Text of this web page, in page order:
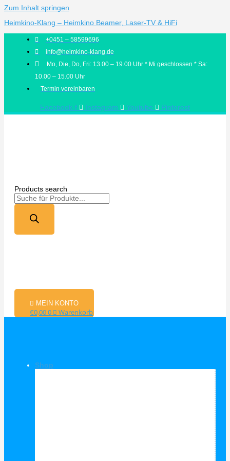
Zum Inhalt springen
Heimkino-Klang – Heimkino Beamer, Laser-TV & HiFi
+0451 – 58599696
info@heimkino-klang.de
Mo, Die, Do, Fri: 13.00 – 19.00 Uhr * Mi geschlossen * Sa:
10.00 – 15.00 Uhr
Termin vereinbaren
Facebook-f Instagram Youtube Pinterest
Products search
MEIN KONTO
€0,000 Warenkorb
Shop